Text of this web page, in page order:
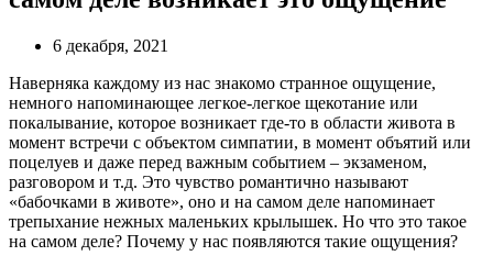
6 декабря, 2021
Наверняка каждому из нас знакомо странное ощущение,
немного напоминающее легкое-легкое щекотание или
покалывание, которое возникает где-то в области живота в
момент встречи с объектом симпатии, в момент объятий или
поцелуев и даже перед важным событием – экзаменом,
разговором и т.д. Это чувство романтично называют
«бабочками в животе», оно и на самом деле напоминает
трепыхание нежных маленьких крылышек. Но что это такое
на самом деле? Почему у нас появляются такие ощущения?